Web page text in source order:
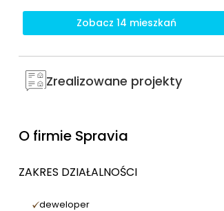
Zobacz 14 mieszkań
Zrealizowane projekty
O firmie Spravia
ZAKRES DZIAŁALNOŚCI
deweloper